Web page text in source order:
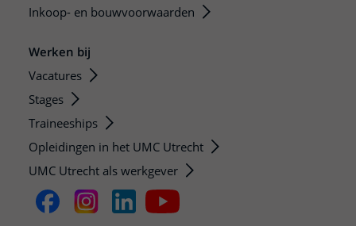
Inkoop- en bouwvoorwaarden
Werken bij
Vacatures
Stages
Traineeships
Opleidingen in het UMC Utrecht
UMC Utrecht als werkgever